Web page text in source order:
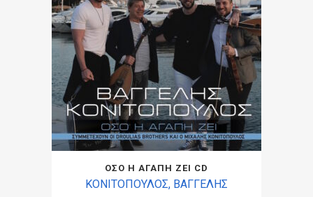
ΟΣΟ Η ΑΓΑΠΗ ΖΕΙ CD
ΚΟΝΙΤΟΠΟΥΛΟΣ, ΒΑΓΓΕΛΗΣ